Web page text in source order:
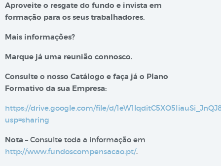
Aproveite o resgate do fundo e invista em
formação para os seus trabalhadores.
Mais informações?
Marque já uma reunião connosco.
Consulte o nosso Catálogo e faça já o Plano
Formativo da sua Empresa:
https://drive.google.com/file/d/
usp=sharing
Nota – Consulte toda a informação em
http://www.fundoscompensacao.pt/.